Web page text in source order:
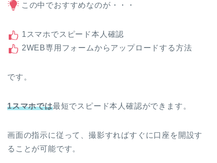
この中でおすすめなのが・・・
1スマホでスピード本人確認
2WEB専用フォームからアップロードする方法
です。
1スマホでは最短でスピード本人確認ができます。
画面の指示に従って、撮影すればすぐに口座を開設す
ることが可能です。